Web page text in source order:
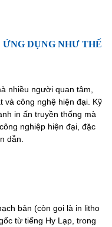
DỤNG NHƯ THẾ
nhiều người quan tâm,
và công nghệ hiện đại. Kỹ
in ấn truyền thống mà
nghiệp hiện đại, đặc
dẫn.
bản (còn gọi là in litho
từ tiếng Hy Lạp, trong